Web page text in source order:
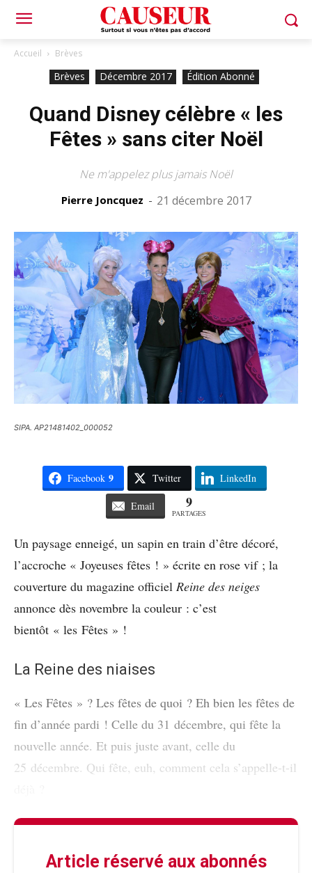
Accueil Brèves
Brèves Décembre 2017 Édition Abonné
Quand Disney célèbre « les
Fêtes » sans citer Noël
Ne m'appelez plus jamais Noël
Pierre Joncquez - 21 décembre 2017
SIPA. AP21481402_000052
Facebook 9 Twitter LinkedIn
Email 9
PARTAGES
Un paysage enneigé, un sapin en train d’être décoré,
l’accroche « Joyeuses fêtes ! » écrite en rose vif ; la
couverture du magazine officiel Reine des neiges
annonce dès novembre la couleur : c’est
bientôt « les Fêtes » !
La Reine des niaises
« Les Fêtes » ? Les fêtes de quoi ? Eh bien les fêtes de
fin d’année pardi ! Celle du 31 décembre, qui fête la
nouvelle année. Et puis juste avant, celle du
25 décembre. Qui fête, euh, comment cela s’appelle-t-il
Article réservé aux abonnés